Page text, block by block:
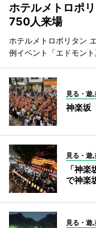
ホテルメトロポ
750人来場
ホテルメトロポリタン
例イベント「エドモント
見る・遊
神楽坂
見る・遊
「神
で神楽
見る・遊